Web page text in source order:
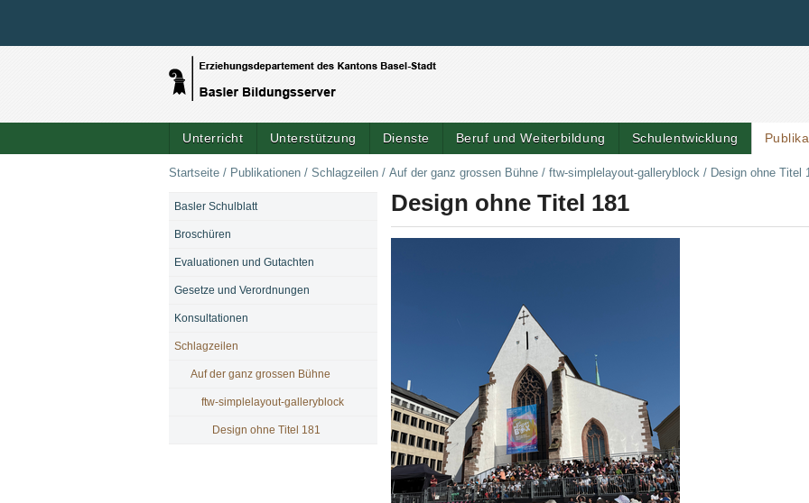
Unterricht Unterstützung Dienste Beruf und Weiterbildung Schulentwicklung
Startseite / Publikationen / Schlagzeilen / Auf der ganz grossen Bühne / ftw-simplelayout-galleryblock / Design ohne Titel
Design ohne Titel 181
NAVIGATION
Basler Schulblatt
Broschüren
Evaluationen und Gutachten
Gesetze und Verordnungen
Konsultationen
Schlagzeilen
Auf der ganz grossen Bühne
ftw-simplelayout-galleryblock
Design ohne Titel 181